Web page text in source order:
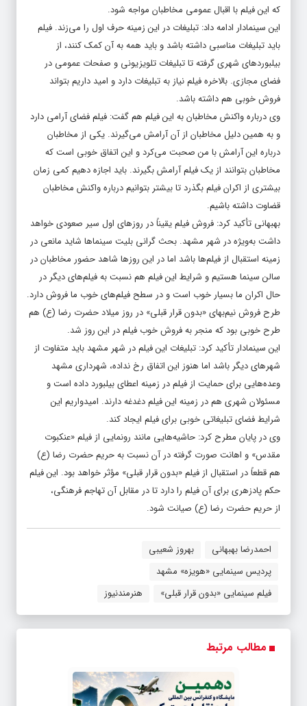
که این فیلم با اقبال عمومی مخاطبان مواجه شود.
این سینمادار ادامه داد: تبلیغات در این زمینه حرف اول را می‌زند. فیلم
باید تبلیغات مناسبی داشته باشد و باید همه به آن کمک کنند، از
بیلبوردهای شهری گرفته تا تبلیغات تلویزیونی و صفحات عمومی در
فضای مجازی. بالاخره فیلم نیاز به تبلیغات دارد و امید داریم بتواند
فروش خوبی هم داشته باشد.
وی درباره واکنش مخاطبان به این فیلم هم گفت: فیلم فضای آرامی دارد
و به همین دلیل مخاطبان از آن آرامش می‌گیرند. یکی از مخاطبان
درباره این آرامش با من صحبت می‌کرد و این اتفاق خوبی است که
مخاطبان بتوانند از یک فیلم آرامش بگیرند. باید اجازه دهیم کمی زمان
بیشتری از اکران فیلم بگذرد تا بیشتر بتوانیم درباره واکنش مخاطبان
قضاوت داشته باشیم.
بهبهانی تأکید کرد: فروش فیلم یقیناً در روزهای اول سیر صعودی خواهد
داشت به‌ویژه در شهر مشهد. بحث گرانی بلیت سینماها شاید مانعی در
زمینه استقبال از فیلم‌ها باشد اما در این روزها شاهد حضور مخاطبان در
سالن سینما هستیم و شرایط این فیلم هم نسبت به فیلم‌های دیگر در
حال اکران ما بسیار خوب است و در سطح فیلم‌های خوب ما فروش دارد.
طرح فروش نیم‌بهای «بدون قرار قبلی» در روز میلاد حضرت رضا (ع) هم
طرح خوبی بود که منجر به فروش خوب فیلم در این روز شد.
این سینمادار تأکید کرد: تبلیغات این فیلم در شهر مشهد باید متفاوت از
شهرهای دیگر باشد اما هنوز این اتفاق رخ نداده، شهرداری مشهد
وعده‌هایی برای حمایت از فیلم در زمینه اعطای بیلبورد داده است و
مسئولان شهری هم در زمینه این فیلم دغدغه دارند. امیدواریم این
شرایط فضای تبلیغاتی خوبی برای فیلم ایجاد کند.
وی در پایان مطرح کرد: حاشیه‌هایی مانند رونمایی از فیلم «عنکبوت
مقدس» و اهانت صورت گرفته در آن نسبت به حریم حضرت رضا (ع)
هم قطعاً در استقبال از فیلم «بدون قرار قبلی» مؤثر خواهد بود. این فیلم
حکم پادزهری برای آن فیلم را دارد تا در مقابل آن تهاجم فرهنگی،
از حریم حضرت رضا (ع) صیانت شود.
احمدرضا بهبهانی
بهروز شعیبی
پردیس سینمایی «هویزه» مشهد
فیلم سینمایی «بدون قرار قبلی»
هنرمندنیوز
مطالب مرتبط